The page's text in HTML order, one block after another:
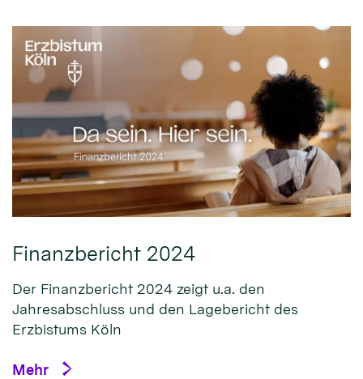
Finanzbericht 2024
Der Finanzbericht 2024 zeigt u.a. den
Jahresabschluss und den Lagebericht des
Erzbistums Köln
Mehr